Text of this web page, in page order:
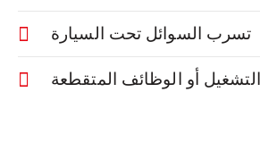
تسرب السوائل تحت السيارة
أو الوظائف المتقطعة